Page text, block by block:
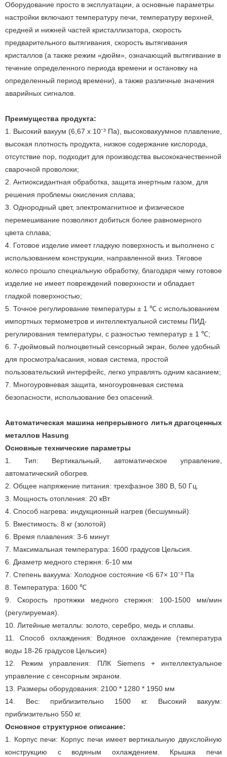
Оборудование просто в эксплуатации, а основные параметры
настройки включают температуру печи, температуру верхней,
средней и нижней частей кристаллизатора, скорость
предварительного вытягивания, скорость вытягивания
кристаллов (а также режим «дюйм», означающий вытягивание в
течение определенного периода времени и остановку на
определенный период времени), а также различные значения
аварийных сигналов.
Преимущества продукта:
1. Высокий вакуум (6,67 х 10⁻³ Па), высоковакуумное плавление,
высокая плотность продукта, низкое содержание кислорода,
отсутствие пор, подходит для производства высококачественной
сварочной проволоки;
2. Антиоксидантная обработка, защита инертным газом, для
решения проблемы окисления сплава;
3. Однородный цвет, электромагнитное и физическое
перемешивание позволяют добиться более равномерного
цвета сплава;
4. Готовое изделие имеет гладкую поверхность и выполнено с
использованием конструкции, направленной вниз. Тяговое
колесо прошло специальную обработку, благодаря чему готовое
изделие не имеет повреждений поверхности и обладает
гладкой поверхностью;
5. Точное регулирование температуры ± 1 ℃ с использованием
импортных термометров и интеллектуальной системы ПИД-
регулирования температуры, с разностью температур ± 1 ℃;
6. 7-дюймовый полноцветный сенсорный экран, более удобный
для просмотра/касания, новая система, простой
пользовательский интерфейс, легко управлять одним касанием;
7. Многоуровневая защита, многоуровневая система
безопасности, использование без опасений.
Автоматическая машина непрерывного литья драгоценных
металлов Hasung
Основные технические параметры
1. Тип: Вертикальный, автоматическое управление,
автоматический обогрев.
2. Общее напряжение питания: трехфазное 380 В, 50 Гц.
3. Мощность отопления: 20 кВт
4. Способ нагрева: индукционный нагрев (бесшумный).
5. Вместимость: 8 кг (золотой)
6. Время плавления: 3-6 минут
7. Максимальная температура: 1600 градусов Цельсия.
6. Диаметр медного стержня: 6-10 мм
7. Степень вакуума: Холодное состояние <6 67× 10⁻³ Па
8. Температура: 1600 ℃
9. Скорость протяжки медного стержня: 100-1500 мм/мин
(регулируемая).
10. Литейные металлы: золото, серебро, медь и сплавы.
11. Способ охлаждения: Водяное охлаждение (температура
воды 18-26 градусов Цельсия)
12. Режим управления: ПЛК Siemens + интеллектуальное
управление с сенсорным экраном.
13. Размеры оборудования: 2100 * 1280 * 1950 мм
14. Вес: приблизительно 1500 кг. Высокий вакуум:
приблизительно 550 кг.
Основное структурное описание:
1. Корпус печи: Корпус печи имеет вертикальную двухслойную
конструкцию с водяным охлаждением. Крышка печи